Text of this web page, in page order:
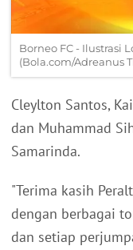
Borneo FC - Ilustrasi
(Bola.com/Adreanus
Cleylton Santos,
dan Muhammad
Samarinda.
"Terima kasih
dengan berbagai
dan setiap